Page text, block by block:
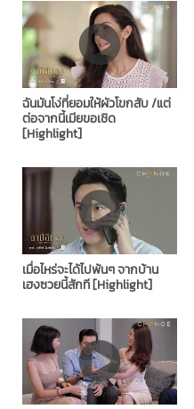
ฉันมันโง่ที่ยอมให้ผัวโขกสับ /แต่
ต่อจากนี้เมียขอเชิด
[Highlight]
เมื่อไหร่จะได้ไปพ้นๆ จากบ้าน
เฮงซวยนี้สักที [Highlight]